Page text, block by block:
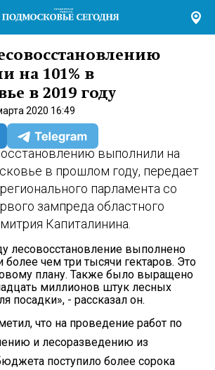
на 101% в
в 2019 году
2020 16:49
выполнили на
в прошлом году, передает
парламента со
зампреда областного
Капиталинина.
лесовосстановление выполнено
более чем три тысячи гектаров. Это
плану. Также было выращено
миллионов штук лесных
посадки», - рассказал он.
что на проведение работ по
и лесоразведению из
поступило более сорока